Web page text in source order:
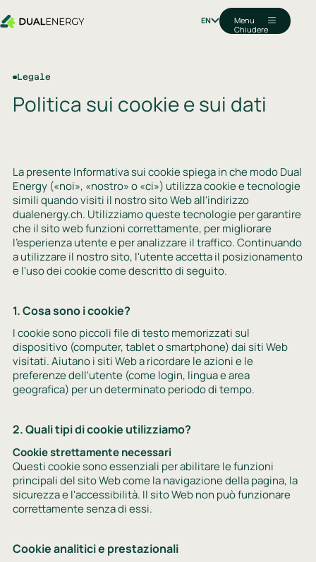
EN
Menu
Chiudere
Legale
Politica sui cookie e sui dati
La presente Informativa sui cookie spiega in che modo Dual
Energy («noi», «nostro» o «ci») utilizza cookie e tecnologie
simili quando visiti il nostro sito Web all'indirizzo
dualenergy.ch. Utilizziamo queste tecnologie per garantire
che il sito web funzioni correttamente, per migliorare
l'esperienza utente e per analizzare il traffico. Continuando
a utilizzare il nostro sito, l'utente accetta il posizionamento
e l'uso dei cookie come descritto di seguito.
1. Cosa sono i cookie?
I cookie sono piccoli file di testo memorizzati sul
dispositivo (computer, tablet o smartphone) dai siti Web
visitati. Aiutano i siti Web a ricordare le azioni e le
preferenze dell'utente (come login, lingua e area
geografica) per un determinato periodo di tempo.
2. Quali tipi di cookie utilizziamo?
Cookie strettamente necessari
Questi cookie sono essenziali per abilitare le funzioni
principali del sito Web come la navigazione della pagina, la
sicurezza e l'accessibilità. Il sito Web non può funzionare
correttamente senza di essi.
Cookie analitici e prestazionali